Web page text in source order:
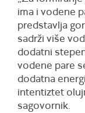
ima i vodene
predstavlja
sadrži više
dodatni
vodene pare
dodatna
intentiztet
sagovornik.